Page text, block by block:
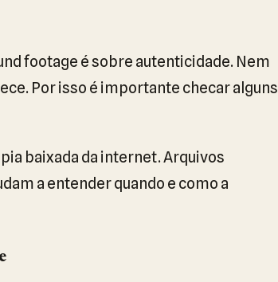
footage é sobre autenticidade. Nem
Por isso é importante checar alguns
baixada da internet. Arquivos
a entender quando e como a